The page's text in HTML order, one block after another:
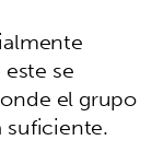
se
el grupo